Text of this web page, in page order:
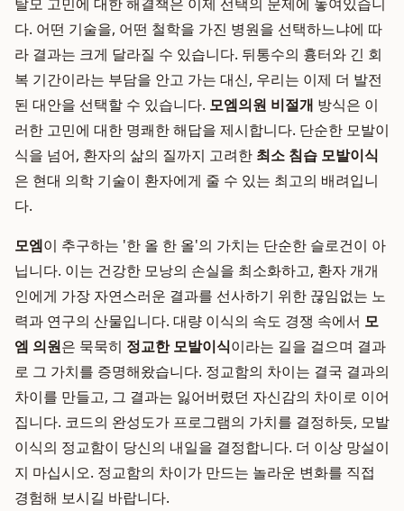
다. 어떤 기술을, 어떤 철학을 가진 병원을 선택하느냐에 따
라 결과는 크게 달라질 수 있습니다. 뒤통수의 흉터와 긴 회
복 기간이라는 부담을 안고 가는 대신, 우리는 이제 더 발전
된 대안을 선택할 수 있습니다. 모엠의원 비절개 방식은 이
러한 고민에 대한 명쾌한 해답을 제시합니다. 단순한 모발이
식을 넘어, 환자의 삶의 질까지 고려한 최소 침습 모발이식
은 현대 의학 기술이 환자에게 줄 수 있는 최고의 배려입니
다.
모엠이 추구하는 '한 올 한 올'의 가치는 단순한 슬로건이 아
닙니다. 이는 건강한 모낭의 손실을 최소화하고, 환자 개개
인에게 가장 자연스러운 결과를 선사하기 위한 끊임없는 노
력과 연구의 산물입니다. 대량 이식의 속도 경쟁 속에서 모
엠 의원은 묵묵히 정교한 모발이식이라는 길을 걸으며 결과
로 그 가치를 증명해왔습니다. 정교함의 차이는 결국 결과의
차이를 만들고, 그 결과는 잃어버렸던 자신감의 차이로 이어
집니다. 코드의 완성도가 프로그램의 가치를 결정하듯, 모발
이식의 정교함이 당신의 내일을 결정합니다. 더 이상 망설이
지 마십시오. 정교함의 차이가 만드는 놀라운 변화를 직접
경험해 보시길 바랍니다.